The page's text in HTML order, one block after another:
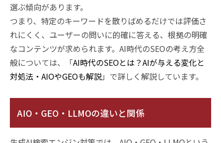
選ぶ傾向があります。
つまり、特定のキーワードを散りばめるだけでは評価さ
れにくく、ユーザーの問いに的確に答える、根拠の明確
なコンテンツが求められます。AI時代のSEOの考え方全
般については、「AI時代のSEOとは？AIが与える変化と
対処法・AIOやGEOも解説」で詳しく解説しています。
AIO・GEO・LLMOの違いと関係